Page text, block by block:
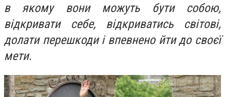
в якому вони можуть бути собою,
відкривати себе, відкриватись світові,
долати перешкоди і впевнено йти до своєї
мети.